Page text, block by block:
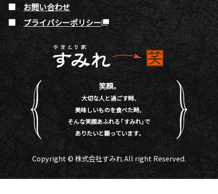
お問い合わせ
プライバシーポリシー
笑顔。
大切な人と過ごす時、
美味しいものを食べた時。
そんな笑顔あふれる「すみれ」で
ありたいと願っています。
Copyright © 株式会社すみれ All right Reserved.